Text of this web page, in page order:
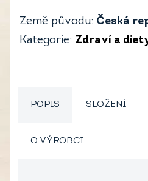
Země původu: Česká
Kategorie: Zdraví a
POPIS SLOŽENÍ
O VÝROBCI